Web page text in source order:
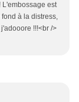
L'embossage est
à la distress,
!!!<br />